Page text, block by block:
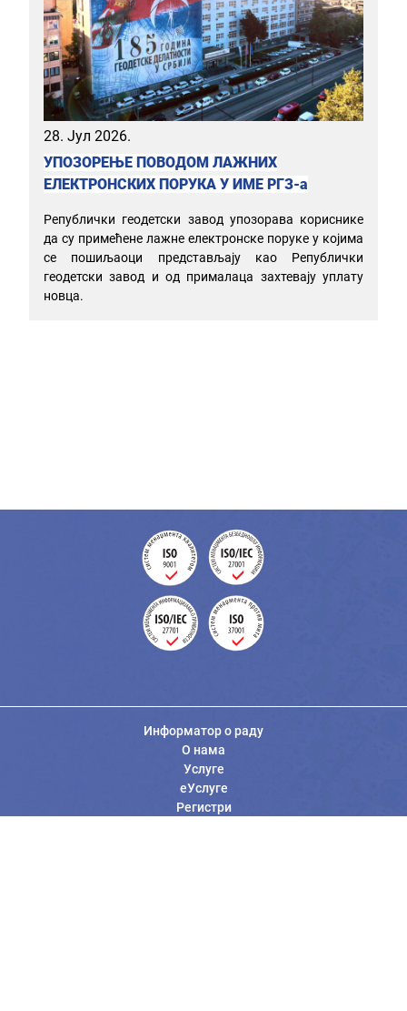
28. Јул 2026.
УПОЗОРЕЊЕ ПОВОДОМ ЛАЖНИХ
ЕЛЕКТРОНСКИХ ПОРУКА У ИМЕ РГЗ-а
Републички геодетски завод упозорава кориснике
да су примећене лажне електронске поруке у којима
се пошиљаоци представљају као Републички
геодетски завод и од прималаца захтевају уплату
новца.
Информатор о раду
О нама
Услуге
еУслуге
Регистри